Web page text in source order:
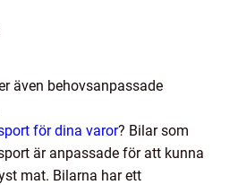
även behovsanpassade
för dina varor? Bilar som
är anpassade för att kunna
mat. Bilarna har ett